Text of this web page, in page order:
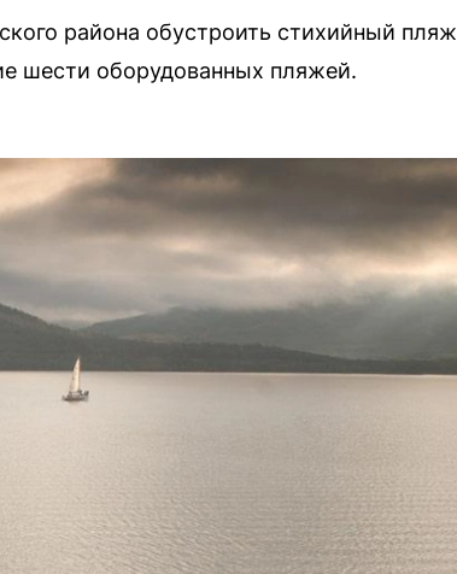
района обустроить стихийный пляж
шести оборудованных пляжей.